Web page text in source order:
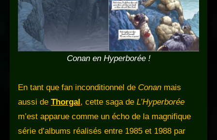
Conan en Hyperborée!
En tant que fan inconditionnel de Conan mais
aussi de Thorgal , cette saga de L’Hyperborée
m’est apparue comme un écho de la magnifique
série d’albums réalisés entre 1985 et 1988 par